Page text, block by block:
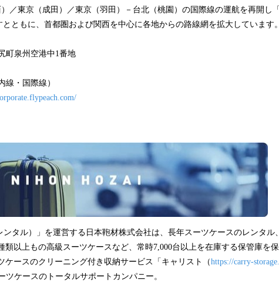
／東京（成田）／東京（羽田）－台北（桃園）の国際線の運航を再開し
ともに、首都圏および関西を中心に各地からの路線網を拡大しています。
町泉州空港中1番地
線・国際線）
ンタル）」を運営する日本鞄材株式会社は、長年スーツケースのレンタル
類以上もの高級スーツケースなど、常時7,000台以上を在庫する保管庫を
ケースのクリーニング付き収納サービス「キャリスト（https://carry-
ツケースのトータルサポートカンパニー。